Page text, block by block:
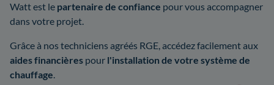
Watt est le partenaire de confiance pour vous accompagner
dans votre projet.
Grâce à nos techniciens agréés RGE, accédez facilement aux
aidesfinancières pour l'installation de votre système de
chauffage.